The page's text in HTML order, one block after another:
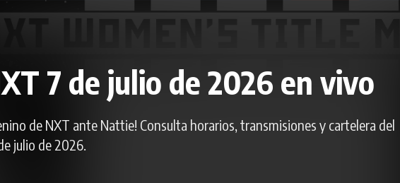
7 de julio de 2026 en vivo
de NXT ante Nattie! Consulta horarios, transmisiones y cartelera del
julio de 2026.